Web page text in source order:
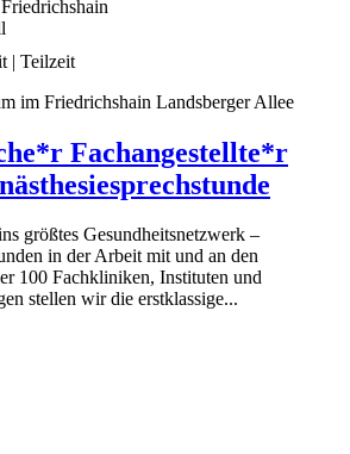
| Teilzeit
im Friedrichshain Landsberger Allee
Fachangestellte*r
größtes Gesundheitsnetzwerk –
in der Arbeit mit und an den
100 Fachkliniken, Instituten und
stellen wir die erstklassige...